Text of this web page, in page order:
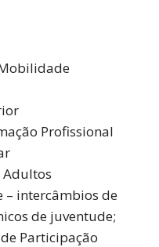
Profissional
Adultos
– intercâmbios de
de juventude;
Participação